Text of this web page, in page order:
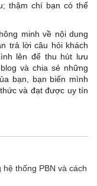
thậm chí bạn có thể
minh về nội dung
trả lời câu hỏi khách
lên để thu hút lưu
và chia sẻ những
bạn, bạn biến mình
và đạt được uy tín
thống PBN và cách